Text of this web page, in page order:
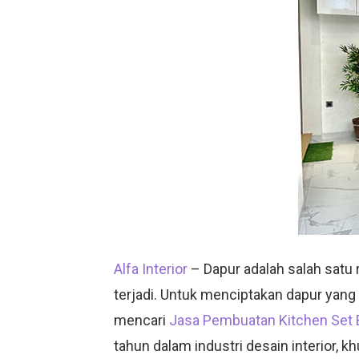
Alfa Interior – Dapur adalah salah
terjadi. Untuk menciptakan dapur
mencari Jasa Pembuatan Kitchen Set
tahun dalam industri desain interior,